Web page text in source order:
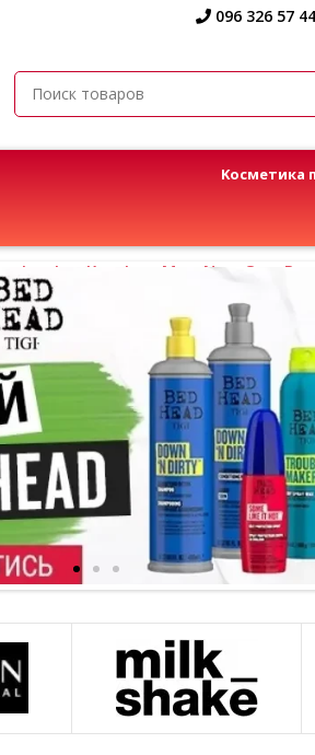
096 326 57 44
Kосметика
I J K L M N O P